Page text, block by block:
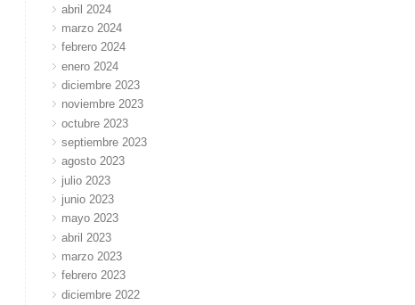
abril 2024
marzo 2024
febrero 2024
enero 2024
diciembre 2023
noviembre 2023
octubre 2023
septiembre 2023
agosto 2023
julio 2023
junio 2023
mayo 2023
abril 2023
marzo 2023
febrero 2023
diciembre 2022